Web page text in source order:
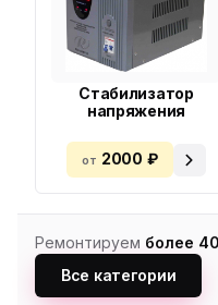
Стабилизатор
напряжения
от 2000 ₽
Ремонтируем более
Все категории